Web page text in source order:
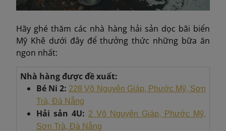
Hãy ghé thăm các nhà hàng hải sản dọc bãi biển
Mỹ Khê dưới đây để thưởng thức những bữa ăn
ngon nhất:
Nhà hàng được đề xuất:
Bé Ni 2: 228 Võ Nguyên Giáp, Phước Mỹ, Sơn
Trà, Đà Nẵng
Hải sản 4U: 2 Võ Nguyên Giáp, Phước Mỹ,
Sơn Trà, Đà Nẵng